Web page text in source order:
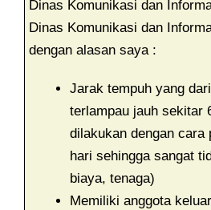
Dinas Komunikasi dan
Dinas Komunikasi dan
dengan alasan saya :
Jarak tempuh yang
terlampau jauh sekitar
dilakukan dengan cara
hari sehingga sangat
biaya, tenaga)
Memiliki anggota